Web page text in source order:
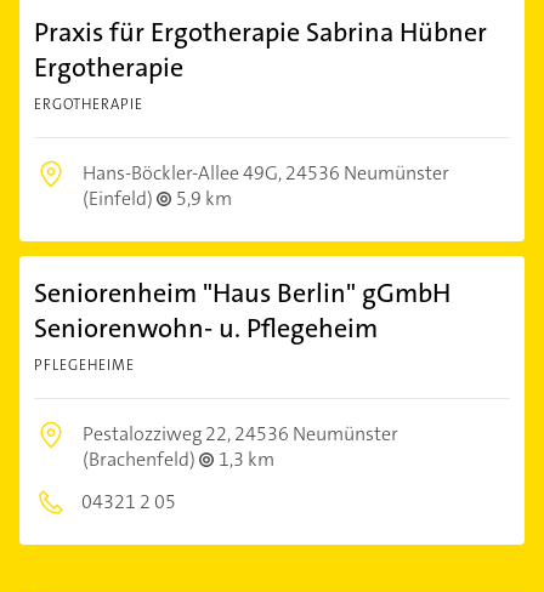
Praxis für Ergotherapie Sabrina Hübner
Ergotherapie
ERGOTHERAPIE
Hans-Böckler-Allee 49G,24536 Neumünster
(Einfeld)
5,9 km
Seniorenheim "Haus Berlin" gGmbH
Seniorenwohn- u. Pflegeheim
PFLEGEHEIME
Pestalozziweg 22,24536 Neumünster
(Brachenfeld)
1,3 km
04321 2 05